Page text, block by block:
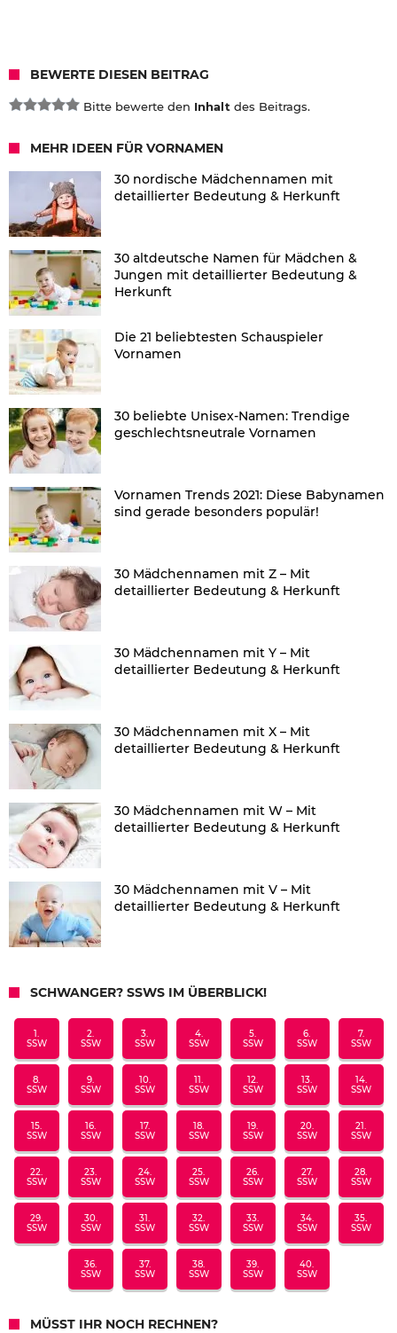
BEWERTE DIESEN BEITRAG
Bitte bewerte den Inhalt des Beitrags.
MEHR IDEEN FÜR VORNAMEN
30 nordische Mädchennamen mit
detaillierter Bedeutung & Herkunft
30 altdeutsche Namen für Mädchen &
Jungen mit detaillierter Bedeutung &
Herkunft
Die 21 beliebtesten Schauspieler
Vornamen
30 beliebte Unisex-Namen: Trendige
geschlechtsneutrale Vornamen
Vornamen Trends 2021: Diese Babynamen
sind gerade besonders populär!
30 Mädchennamen mit Z – Mit
detaillierter Bedeutung & Herkunft
30 Mädchennamen mit Y – Mit
detaillierter Bedeutung & Herkunft
30 Mädchennamen mit X – Mit
detaillierter Bedeutung & Herkunft
30 Mädchennamen mit W – Mit
detaillierter Bedeutung & Herkunft
30 Mädchennamen mit V – Mit
detaillierter Bedeutung & Herkunft
SCHWANGER? SSWS IM ÜBERBLICK!
1.
SSW
2.
SSW
3.
SSW
4.
SSW
5.
SSW
6.
SSW
7.
SSW
8.
SSW
9.
SSW
10.
SSW
11.
SSW
12.
SSW
13.
SSW
14.
SSW
15.
SSW
16.
SSW
17.
SSW
18.
SSW
19.
SSW
20.
SSW
21.
SSW
22.
SSW
23.
SSW
24.
SSW
25.
SSW
26.
SSW
27.
SSW
28.
SSW
29.
SSW
30.
SSW
31.
SSW
32.
SSW
33.
SSW
34.
SSW
35.
SSW
36.
SSW
37.
SSW
38.
SSW
39.
SSW
40.
SSW
MÜSST IHR NOCH RECHNEN?